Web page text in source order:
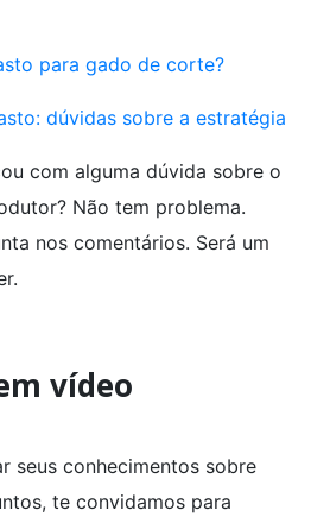
para gado de corte?
dúvidas sobre a estratégia
com alguma dúvida sobre o
Não tem problema.
nos comentários. Será um
vídeo
seus conhecimentos sobre
te convidamos para